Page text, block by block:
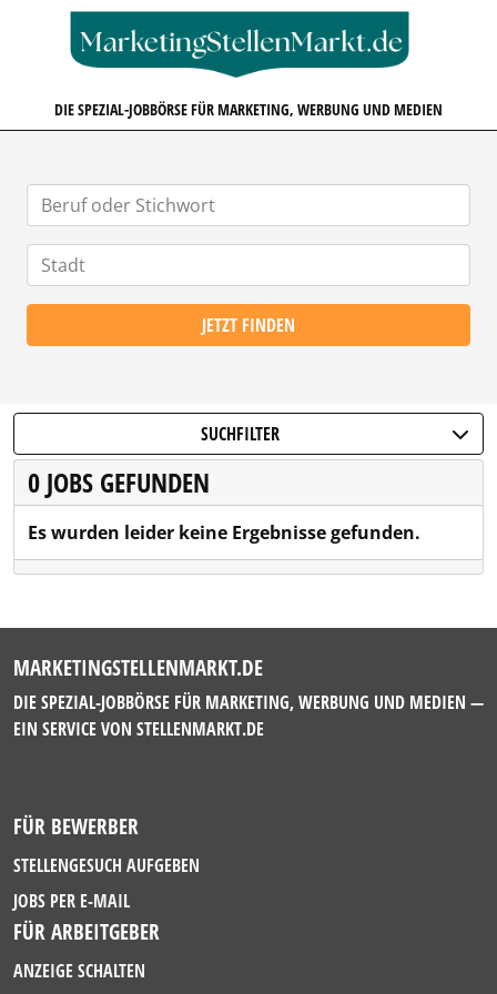
DIE SPEZIAL-JOBBÖRSE FÜR MARKETING, WERBUNG UND MEDIEN
JETZT FINDEN
SUCHFILTER
0 JOBS GEFUNDEN
Es wurden leider keine Ergebnisse gefunden.
MARKETINGSTELLENMARKT.DE
DIE SPEZIAL-JOBBÖRSE FÜR MARKETING, WERBUNG UND MEDIEN —
EIN SERVICE VON STELLENMARKT.DE
FÜR BEWERBER
STELLENGESUCH AUFGEBEN
JOBS PER E-MAIL
FÜR ARBEITGEBER
ANZEIGE SCHALTEN